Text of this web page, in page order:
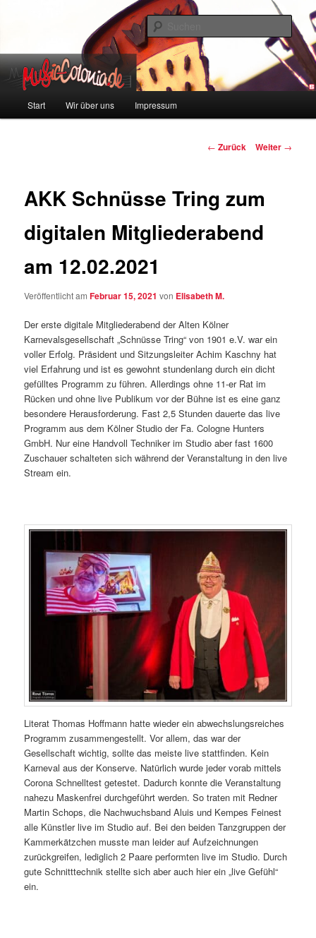
music-colonia
Start Wir über uns Impressum
Beitragsnavigation
← Zurück Weiter →
AKK Schnüsse Tring zum
digitalen Mitgliederabend
am 12.02.2021
Veröffentlicht amFebruar 15, 2021 von Elisabeth M.
Der erste digitale Mitgliederabend der Alten Kölner
Karnevalsgesellschaft „Schnüsse Tring“ von 1901 e.V. war ein
voller Erfolg. Präsident und Sitzungsleiter Achim Kaschny hat
viel Erfahrung und ist es gewohnt stundenlang durch ein dicht
gefülltes Programm zu führen. Allerdings ohne 11-er Rat im
Rücken und ohne live Publikum vor der Bühne ist es eine ganz
besondere Herausforderung. Fast 2,5 Stunden dauerte das live
Programm aus dem Kölner Studio der Fa. Cologne Hunters
GmbH. Nur eine Handvoll Techniker im Studio aber fast 1600
Zuschauer schalteten sich während der Veranstaltung in den live
Stream ein.
Literat Thomas Hoffmann hatte wieder ein abwechslungsreiches
Programm zusammengestellt. Vor allem, das war der
Gesellschaft wichtig, sollte das meiste live stattfinden. Kein
Karneval aus der Konserve. Natürlich wurde jeder vorab mittels
Corona Schnelltest getestet. Dadurch konnte die Veranstaltung
nahezu Maskenfrei durchgeführt werden.​ So traten mit Redner
Martin Schops, die Nachwuchsband Aluis und Kempes Feinest
alle Künstler live im Studio auf. Bei den beiden Tanzgruppen der
Kammerkätzchen musste man leider auf Aufzeichnungen
zurückgreifen, lediglich 2 Paare performten live im Studio. Durch
gute Schnitttechnik stellte sich aber auch hier ein „live Gefühl“
ein.